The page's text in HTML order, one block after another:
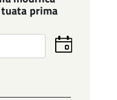
prima
Seleziona
la